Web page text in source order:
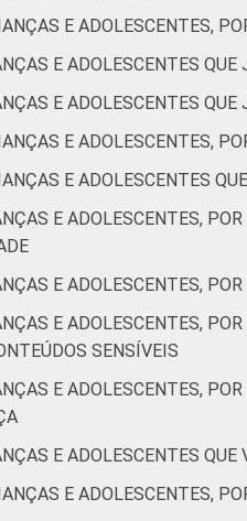
Centro Regional de
e Adolescentes no Brasil –
E ADOLESCENTES,
E ADOLESCENTES
E ADOLESCENTES
E ADOLESCENTES,
E ADOLESCENTES
E ADOLESCENTES,
E ADOLESCENTES,
E ADOLESCENTES,
SENSÍVEIS
E ADOLESCENTES,
E ADOLESCENTES
E ADOLESCENTES,